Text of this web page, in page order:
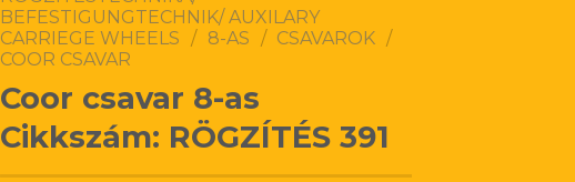
BEFESTIGUNGTECHNIK/ AUXILARY
CARRIEGE WHEELS / 8-AS / CSAVAROK /
COOR CSAVAR
Coor csavar 8-as
Cikkszám: RÖGZÍTÉS 391